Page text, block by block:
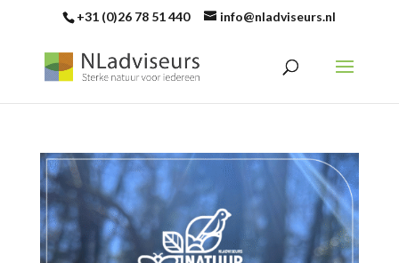
+31 (0)26 78 51 440 info@nladviseurs.nl